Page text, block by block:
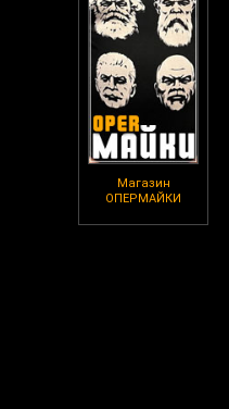
Магазин
ОПЕРМАЙКИ